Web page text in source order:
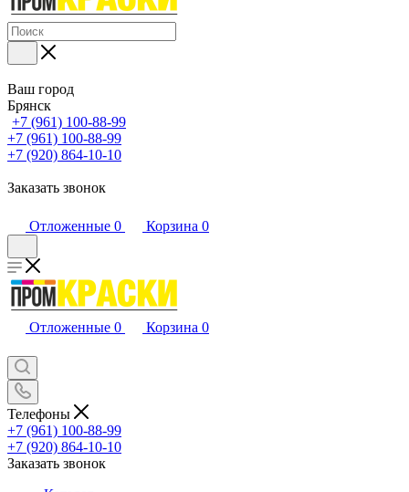
Ваш город
Брянск
+7 (961) 100-88-99
+7 (961) 100-88-99
+7 (920) 864-10-10
Заказать звонок
Отложенные 0 Корзина 0
Отложенные 0 Корзина 0
Телефоны
+7 (961) 100-88-99
+7 (920) 864-10-10
Заказать звонок